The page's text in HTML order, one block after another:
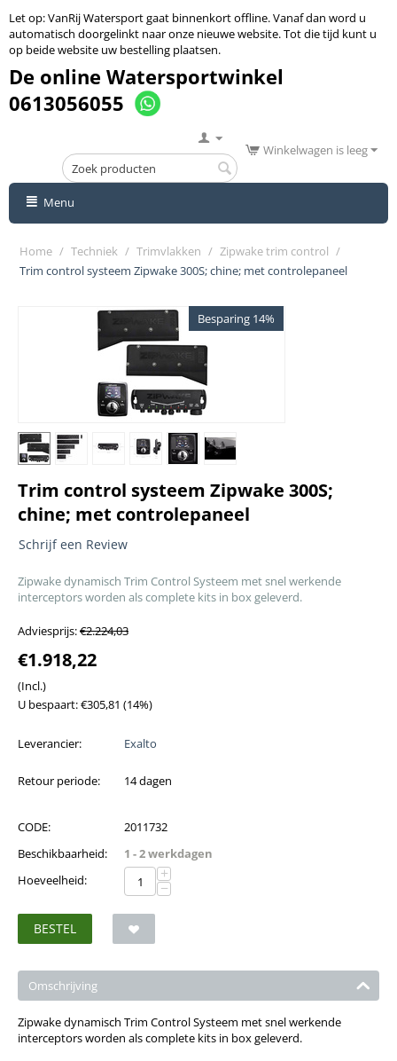
Let op: VanRij Watersport gaat binnenkortoffline. Vanaf dan word u
automatisch doorgelinkt naar onze nieuwe website. Tot die tijd kunt u
op beide website uw bestelling plaatsen.
De online Watersportwinkel
0613056055
Winkelwagen is leeg
Menu
Home / Techniek / Trimvlakken / Zipwake trim control /
Trim control systeem Zipwake 300S; chine; met controlepaneel
Besparing 14%
Trim control systeem Zipwake 300S;
chine; met controlepaneel
Schrijf een Review
Zipwake dynamisch Trim Control Systeem met snel werkende
interceptors worden als complete kits in box geleverd.
Adviesprijs:€2.224,03
€1.918,22
(Incl.)
U bespaart:€305,81 (14%)
Leverancier: Exalto
Retour periode: 14 dagen
CODE:
2011732
Beschikbaarheid:
1 - 2 werkdagen
Hoeveelheid:
+
−
BESTEL
Omschrijving
Zipwake dynamisch Trim Control Systeem met snel werkende
interceptors worden als complete kits in box geleverd.